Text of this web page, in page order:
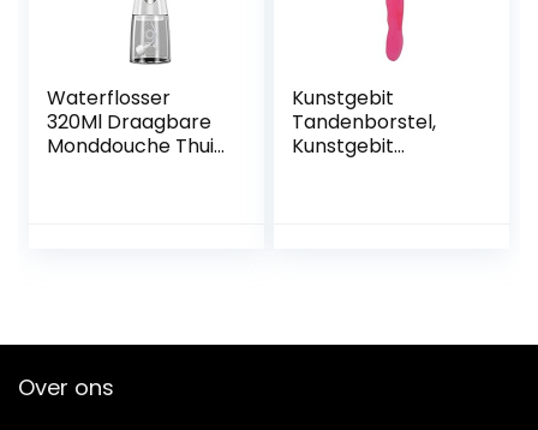
Waterflosser
320Ml Draagbare
Monddouche Thuis
Kunstgebit
Tandenborstel,
Kunstgebit
Over ons